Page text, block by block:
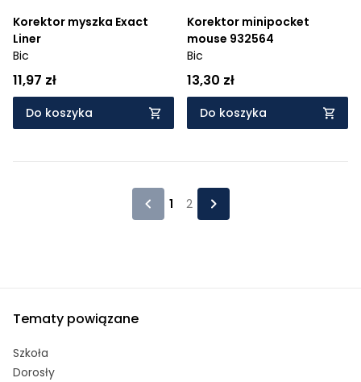
Korektor myszka Exact
Liner
Bic
11,97 zł
Do koszyka
Korektor minipocket
mouse 932564
Bic
13,30 zł
Do koszyka
1 2
Tematy powiązane
Szkoła
Dorosły